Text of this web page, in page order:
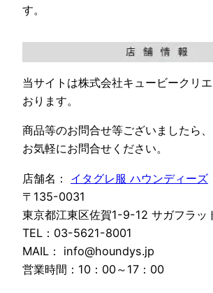
す。
当サイトは株式会社キュービークリ
おります。
商品等のお問合せ等ございましたら
お気軽にお問合せください。
店舗名： イタグレ服 ハウンディーズ
〒135-0031
東京都江東区佐賀1-9-12 サガフラッ
TEL：03-5621-8001
MAIL： info@houndys.jp
営業時間：10：00～17：00